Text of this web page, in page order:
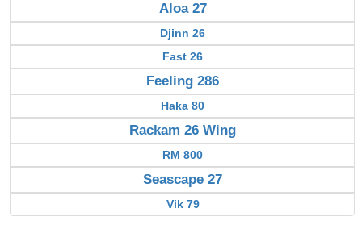
Aloa 27
Djinn 26
Fast 26
Feeling 286
Haka 80
Rackam 26 Wing
RM 800
Seascape 27
Vik 79